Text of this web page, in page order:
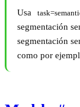
Usa
segmentación
segmentación
como por